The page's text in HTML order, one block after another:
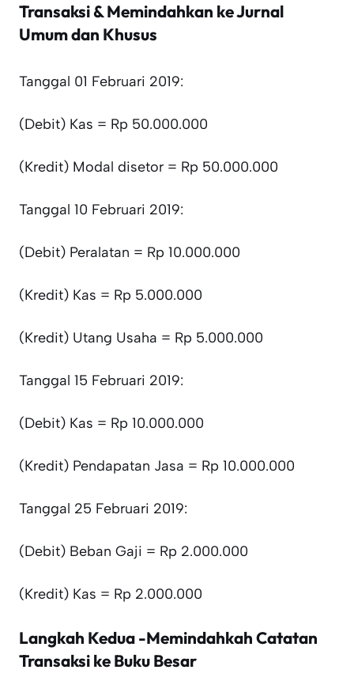
Transaksi & Memindahkan ke Jurnal
Umum dan Khusus
Tanggal 01 Februari 2019:
(Debit) Kas = Rp 50.000.000
(Kredit) Modal disetor = Rp 50.000.000
Tanggal 10 Februari 2019:
(Debit) Peralatan = Rp 10.000.000
(Kredit) Kas = Rp 5.000.000
(Kredit) Utang Usaha = Rp 5.000.000
Tanggal 15 Februari 2019:
(Debit) Kas = Rp 10.000.000
(Kredit) Pendapatan Jasa = Rp 10.000.000
Tanggal 25 Februari 2019:
(Debit) Beban Gaji = Rp 2.000.000
(Kredit) Kas = Rp 2.000.000
Langkah Kedua -Memindahkah Catatan
Transaksi ke Buku Besar